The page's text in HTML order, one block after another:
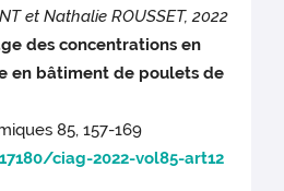
et Nathalie ROUSSET, 2022
des concentrations en
en bâtiment de poulets de
85, 157-169
ciag-2022-vol85-art12